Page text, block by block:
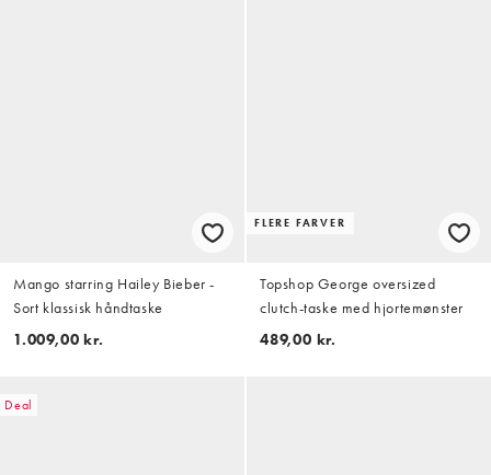
Mango starring Hailey Bieber -
Sort klassisk håndtaske
1.009,00 kr.
FLERE FARVER
Topshop George oversized
clutch-taske med hjortemønster
489,00 kr.
Deal